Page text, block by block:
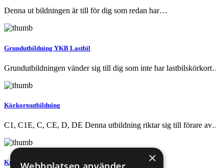
Denna ut bildningen är till för dig som redan har…
Grundutbildning YKB Lastbil
Grundutbildningen vänder sig till dig som inte har
Körkortsutbildning
C1, C1E, C, CE, D, DE Denna utbildning riktar sig till förare
Kranutbildning ×